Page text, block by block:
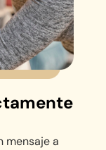
mensaje a